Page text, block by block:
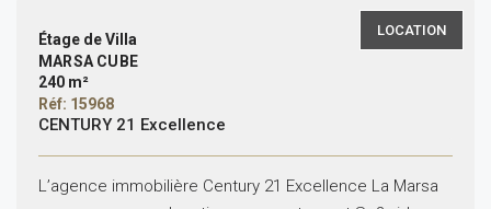
LOCATION
Étage de Villa
MARSA CUBE
240 m²
Réf: 15968
CENTURY 21 Excellence
L’agence immobilière Century 21 Excellence La Marsa